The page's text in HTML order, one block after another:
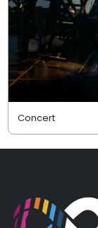
Concert